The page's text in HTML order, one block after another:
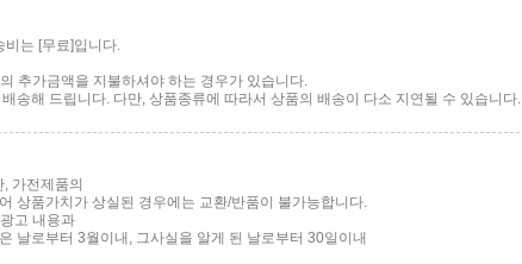
비는 [무료]입니다.
추가금액을 지불하셔야 하는 경우가 있습니다.
송해 드립니다. 다만, 상품종류에 따라서 상품의 배송이 다소 지연될 수 있습니다.
가전제품의
상품가치가 상실된 경우에는 교환/반품이 불가능합니다.
고 내용과
날로부터 3월이내, 그사실을 알게 된 날로부터 30일이내